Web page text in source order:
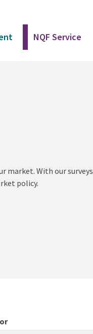
NQF Service
market. With our
policy.